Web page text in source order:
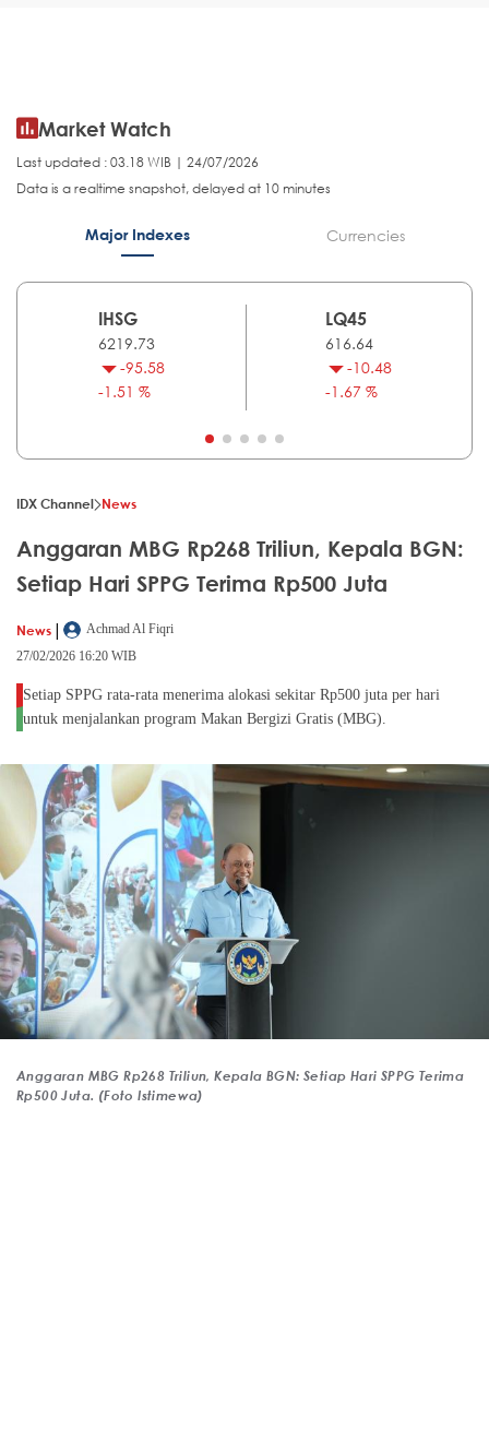
Market Watch
Last updated : 03.18 WIB | 24/07/2026
Data is a realtime snapshot, delayed at 10 minutes
Major Indexes Currencies
IHSG
6219.73
-95.58
-1.51 %
LQ45
616.64
-10.48
-1.67 %
IDX Channel News
Anggaran MBG Rp268 Triliun, Kepala BGN:
Setiap Hari SPPG Terima Rp500 Juta
News |
Achmad Al Fiqri
27/02/2026 16:20 WIB
Setiap SPPG rata-rata menerima alokasi sekitar Rp500 juta per hari
untuk menjalankan program Makan Bergizi Gratis (MBG).
Anggaran MBG Rp268 Triliun, Kepala BGN: Setiap Hari SPPG Terima
Rp500 Juta. (Foto Istimewa)